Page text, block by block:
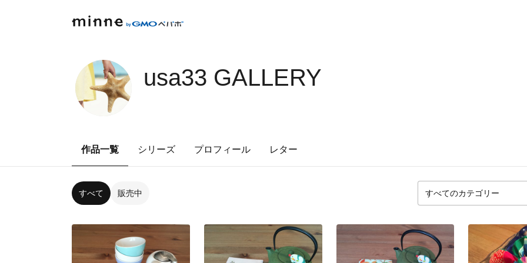
usa33 GALLERY
作品一覧 シリーズ プロフィール レター
すべて 販売中